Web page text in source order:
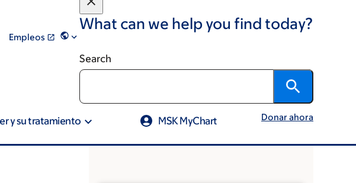
Empleos
What can we help you find today?
Search
y su tratamiento MSK MyChart Donar ahora